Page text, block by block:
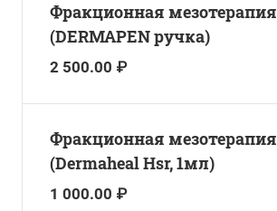
Фракционная мезотерапия
(DERMAPEN ручка)
2 500.00 ₽
Фракционная мезотерапия
(Dermaheal Hsr, 1мл)
1 000.00 ₽